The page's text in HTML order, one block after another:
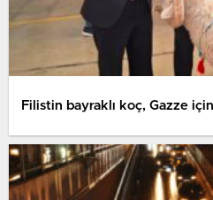
Filistin bayraklı koç, Gazze için